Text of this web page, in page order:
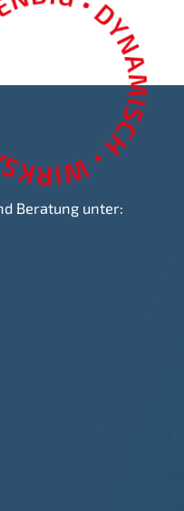
Beratung unter: